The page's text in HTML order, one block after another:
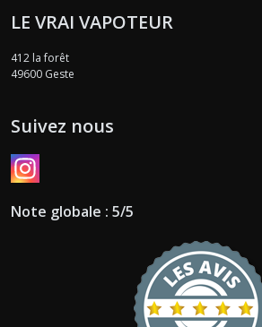
LE VRAI VAPOTEUR
412 la forêt
49600 Geste
Suivez nous
Note globale : 5/5